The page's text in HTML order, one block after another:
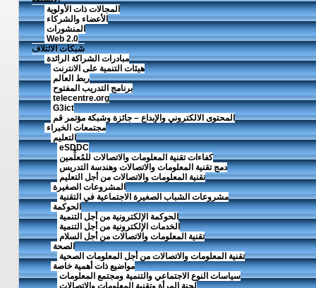
المجالات ذات الأولوية
الأعضاء والشركاء
المنشورات
Web 2.0
شبكات الائتلاف
مبادرات الشراكة الرائدة
هيئات التنمية على الانترنت
ربط العالم
برنامج التدريب المفتوح
telecentre.org
G3ict
المحتوى الالكتروني والإبداع – جائزة وشبكة مؤتمر قم
مجتمعات الخبراء
التعليم
eSDDC
كفاءات تقنية المعلومات والاتصالات للمُعلِّمين
دمج تقنية المعلومات والاتصالات وهندسة التدريس
تقنية المعلومات والاتصالات من أجل التعليم
المشروعات الصغيرة
مشروعات الشباب الصغيرة الاجتماعية في التقنية
الحوكمة
الحوكمة الإلكترونية من أجل التنمية
الخدمات الإلكترونية من أجل التنمية
تقنية المعلومات والاتصالات من أجل السلام
الصحة
تقنية المعلومات والاتصالات من أجل المعلومات الصحية
مواضيع ذات أهمية خاصة
سياسات النوع الاجتماعي والتنمية ومجتمع المعلومات
لجنة المرأة وتقنية المعلومات والاتصالات